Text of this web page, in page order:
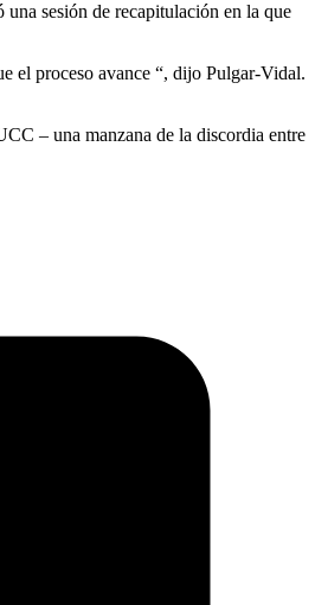
sesión de recapitulación en la que
el proceso avance “, dijo Pulgar-Vidal.
– una manzana de la discordia entre